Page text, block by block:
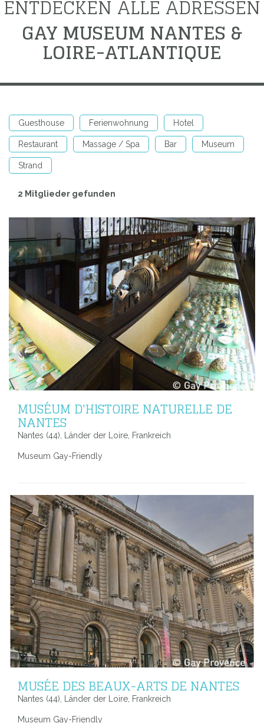
ENTDECKEN ALLE ADRESSEN
GAY MUSEUM NANTES &
LOIRE-ATLANTIQUE
Guesthouse Ferienwohnung Hotel
Restaurant Massage / Spa Bar Museum
Strand
2 Mitglieder gefunden
MUSÉUM D'HISTOIRE NATURELLE DE
NANTES
Nantes (44), Länder der Loire, Frankreich
Museum Gay-Friendly
MUSÉE DES BEAUX-ARTS DE NANTES
Nantes (44), Länder der Loire, Frankreich
Museum Gay-Friendly